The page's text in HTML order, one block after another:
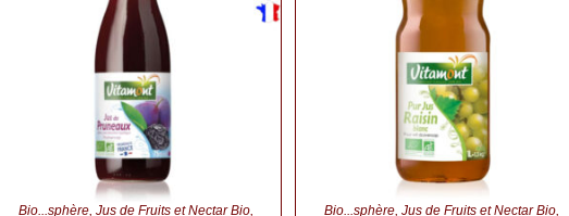
Bio...sphère, Jus de Fruits et Nectar Bio,
Bio...sphère, Jus de Fruits et Nectar Bio,